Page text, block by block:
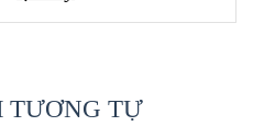
TƯƠNG TỰ